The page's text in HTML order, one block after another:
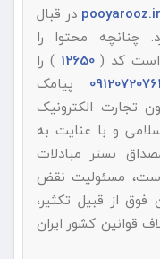
در قبال
چنانچه محتوا را
است کد (12650
) را
پیامک
استناد به ماده ۷۴ قانون تجارت الکترونیک
اسلامی و با عنایت به
بستر مبادلات
است، مسئولیت نقض
از قبیل تکثیر،
قوانین کشور ایران